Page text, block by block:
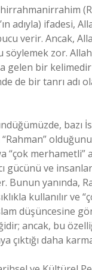
adıyla) ifadesi,
verir. Ancak,
söylemek zor.
gelen bir kelimedir
de bir tanrı adı
bazı
“Rahman”
“çok merhametli”
gücünü ve
Bunun yanında,
kullanılır ve
düşüncesine
ancak, bu
çıktığı daha